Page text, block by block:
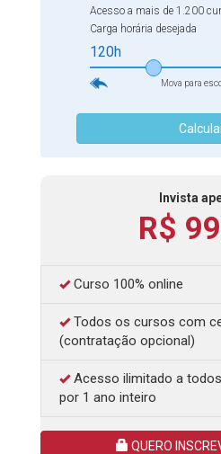
Acesso a mais de 1.200
Carga horária desejada
120h
Mova para
Invista
R$
Curso 100% online
Todos os cursos com
(contratação opcional)
Acesso ilimitado a
por 1 ano inteiro
QUERO